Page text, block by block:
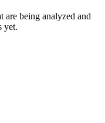
are being analyzed and
yet.